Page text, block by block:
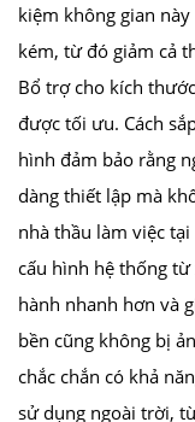
kiệm không gian
kém, từ đó giảm cả
Bổ trợ cho kích
được tối ưu. Cách
hình đảm bảo rằng
dàng thiết lập mà
nhà thầu làm việc
cấu hình hệ thống
hành nhanh hơn và
bền cũng không bị
chắc chắn có khả
sử dụng ngoài trời,